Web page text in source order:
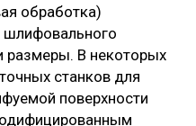
обработка)
шлифовального
размеры. В некоторых
станков для
поверхности